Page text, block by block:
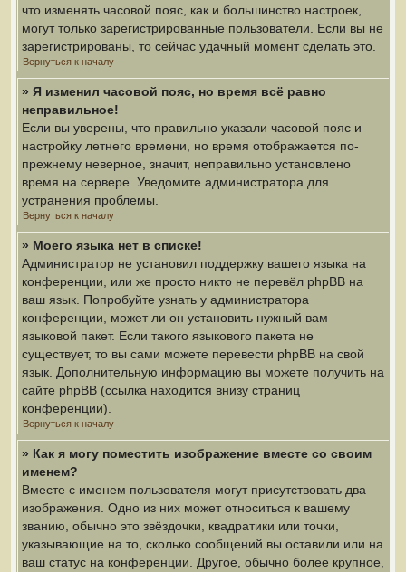
что изменять часовой пояс, как и большинство настроек,
могут только зарегистрированные пользователи. Если вы не
зарегистрированы, то сейчас удачный момент сделать это.
Вернуться к началу
» Я изменил часовой пояс, но время всё равно
неправильное!
Если вы уверены, что правильно указали часовой пояс и
настройку летнего времени, но время отображается по-
прежнему неверное, значит, неправильно установлено
время на сервере. Уведомите администратора для
устранения проблемы.
Вернуться к началу
» Моего языка нет в списке!
Администратор не установил поддержку вашего языка на
конференции, или же просто никто не перевёл phpBB на
ваш язык. Попробуйте узнать у администратора
конференции, может ли он установить нужный вам
языковой пакет. Если такого языкового пакета не
существует, то вы сами можете перевести phpBB на свой
язык. Дополнительную информацию вы можете получить на
сайте phpBB (ссылка находится внизу страниц
конференции).
Вернуться к началу
» Как я могу поместить изображение вместе со своим
именем?
Вместе с именем пользователя могут присутствовать два
изображения. Одно из них может относиться к вашему
званию, обычно это звёздочки, квадратики или точки,
указывающие на то, сколько сообщений вы оставили или на
ваш статус на конференции. Другое, обычно более крупное,